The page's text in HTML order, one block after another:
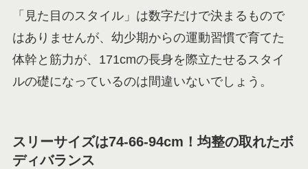
「見た目のスタイル」は数字だけで決まるもので
はありませんが、幼少期からの運動習慣で育てた
体幹と筋力が、171cmの長身を際立たせるスタイ
ルの礎になっているのは間違いないでしょう。
スリーサイズは74-66-94cm！均整の取れたボ
ディバランス